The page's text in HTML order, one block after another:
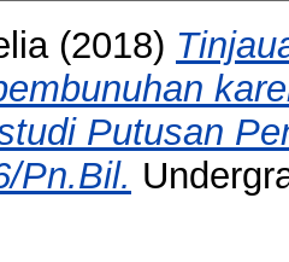
(2018)
Putusan
Pn.Bil.